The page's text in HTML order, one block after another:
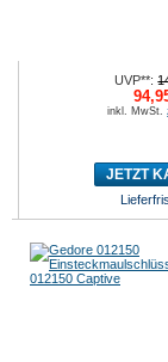
UVP**:
inkl. MwSt.
JETZT